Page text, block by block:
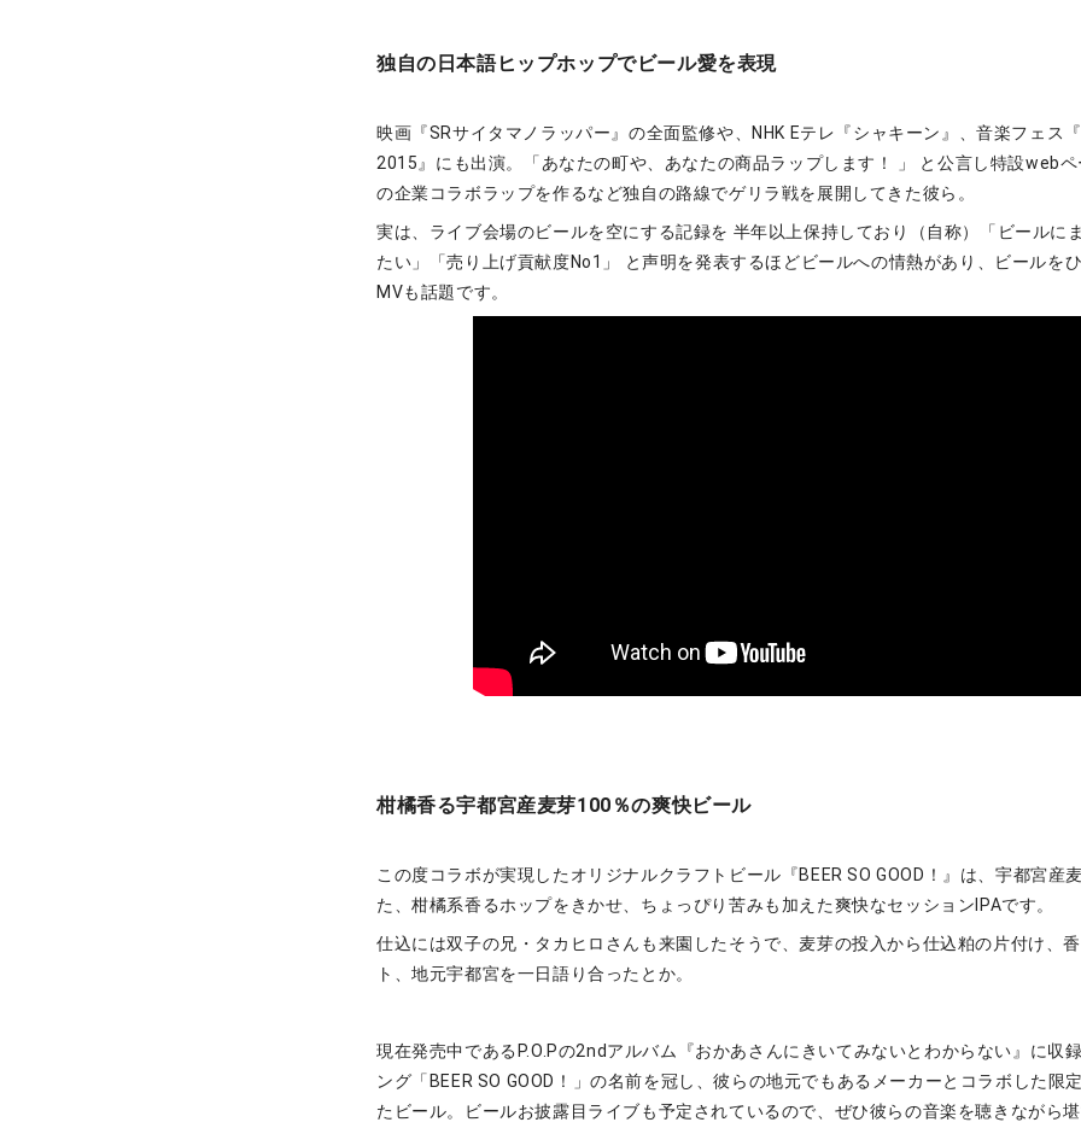
独自の日本語ヒップホップでビール愛を表現
映画『SRサイタマノラッパー』の全面監修や、NHK Eテレ『シャキーン』、音楽フェス
2015』にも出演。「あなたの町や、あなたの商品ラップします！ 」 と公言し特設webペ
の企業コラボラップを作るなど独自の路線でゲリラ戦を展開してきた彼ら。
実は、ライブ会場のビールを空にする記録を 半年以上保持しており（自称）「ビールに
たい」「売り上げ貢献度No1」 と声明を発表するほどビールへの情熱があり、ビールを
MVも話題です。
柑橘香る宇都宮産麦芽100％の爽快ビール
この度コラボが実現したオリジナルクラフトビール『BEER SO GOOD！』は、宇都宮産
た、柑橘系香るホップをきかせ、ちょっぴり苦みも加えた爽快なセッションIPAです。
仕込には双子の兄・タカヒロさんも来園したそうで、麦芽の投入から仕込粕の片付け、
ト、地元宇都宮を一日語り合ったとか。
現在発売中であるP.O.Pの2ndアルバム『おかあさんにきいてみないとわからない』に収
ング「BEER SO GOOD！」の名前を冠し、彼らの地元でもあるメーカーとコラボした限
たビール。ビールお披露目ライブも予定されているので、ぜひ彼らの音楽を聴きながら